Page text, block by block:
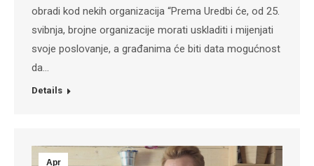
obradi kod nekih organizacija “Prema Uredbi će, od 25.
svibnja, brojne organizacije morati uskladiti i mijenjati
svoje poslovanje, a građanima će biti data mogućnost
da…
Details
Apr